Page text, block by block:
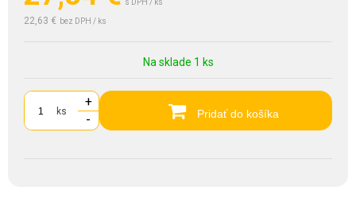
s DPH / ks
22,63 € bez DPH / ks
Na sklade 1 ks
ks
+
-
Pridať do košíka